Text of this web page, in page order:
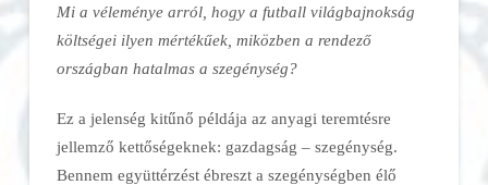
Mi a véleménye arról, hogy a futball világbajnokság
költségei ilyen mértékűek, miközben a rendező
országban hatalmas a szegénység?
Ez a jelenség kitűnő példája az anyagi teremtésre
jellemző kettőségeknek: gazdagság – szegénység.
Bennem együttérzést ébreszt a szegénységben élő